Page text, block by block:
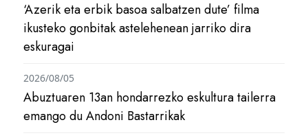
‘Azerik eta erbik basoa salbatzen dute’ filma
ikusteko gonbitak astelehenean jarriko dira
eskuragai
Abuztuaren 13an hondarrezko eskultura tailerra
emango du Andoni Bastarrikak
2026/08/05